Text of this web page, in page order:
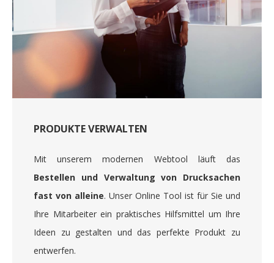
PRODUKTE VERWALTEN
Mit unserem modernen Webtool läuft das
Bestellen und Verwaltung von Drucksachen
fast von alleine. Unser Online Tool ist für Sie und
Ihre Mitarbeiter ein praktisches Hilfsmittel um Ihre
Ideen zu gestalten und das perfekte Produkt zu
entwerfen.